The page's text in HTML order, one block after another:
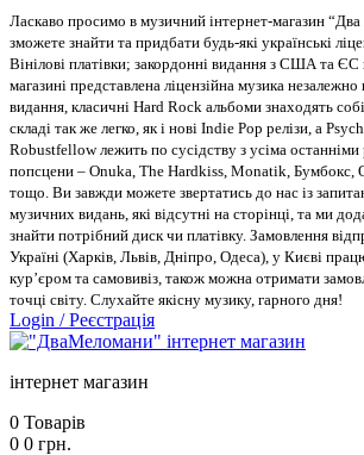
Ласкаво просимо в музичний інтернет-магазин
зможете знайти та придбати будь-які українські
Вінілові платівки; закордонні видання з США та ЄС
магазині представлена ліцензійна музика незалежно
видання, класичні Hard Rock альбоми знаходять
складі так же легко, як і нові Indie Pop релізи, а
Robustfellow лежить по сусідству з усіма останніми
попсцени – Onuka, The Hardkiss, Monatik, Бумбокс,
тощо. Ви завжди можете звертатись до нас із
музичних видань, які відсутні на сторінці, та ми
знайти потрібний диск чи платівку. Замовлення
Україні (Харків, Львів, Дніпро, Одеса), у Києві
кур’єром та самовивіз, також можна отримати
точці світу. Слухайте якісну музику, гарного дня!
Login /Реєстрація
інтернет магазин
0 Товарів
0 0 грн.